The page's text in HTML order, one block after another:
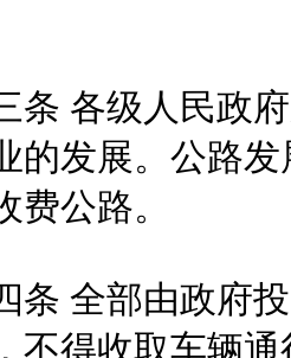
各级人民政府
的发展。公路
费公路。
全部由政府投
不得收取车辆通